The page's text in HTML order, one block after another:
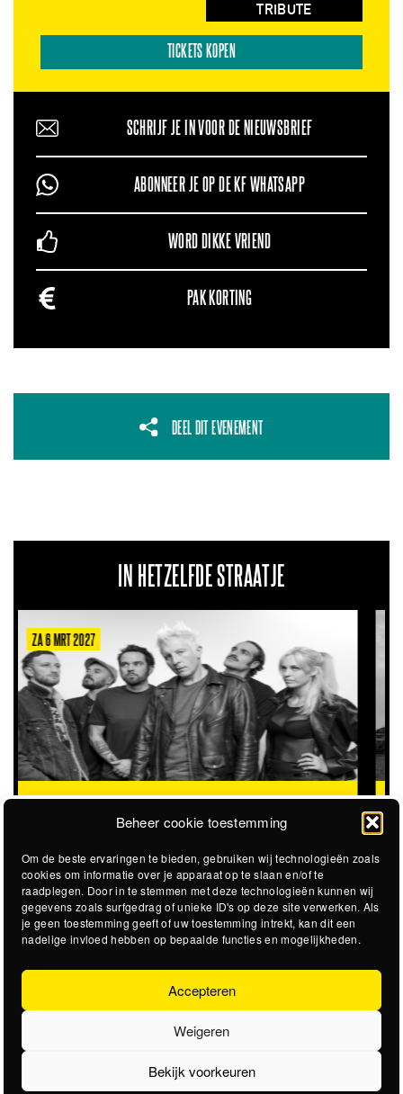
Beheer cookie toestemming
Om de beste ervaringen te bieden, gebruiken wij technologieën zoals
cookies om informatie over je apparaat op te slaan en/of te
raadplegen. Door in te stemmen met deze technologieën kunnen wij
gegevens zoals surfgedrag of unieke ID's op deze site verwerken. Als
je geen toestemming geeft of uw toestemming intrekt, kan dit een
nadelige invloed hebben op bepaalde functies en mogelijkheden.
Accepteren
Weigeren
Bekijk voorkeuren
TRIBUTE
TICKETS KOPEN
SCHRIJF JE IN VOOR DE NIEUWSBRIEF
ABONNEER JE OP DE KF WHATSAPP
WORD DIKKE VRIEND
PAK KORTING
DEEL DIT EVENEMENT
IN HETZELFDE STRAATJE
ZA 22 AUG 2026
STICKY SWEET
@STADSSTRAND
STEVIGE GARAGEROCK OP HET
STADSSTRAND